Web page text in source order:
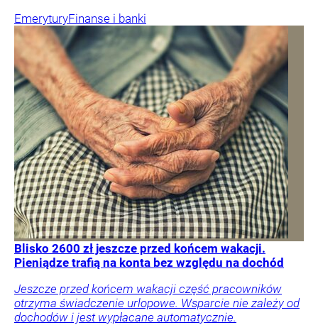
EmeryturyFinanse i banki
Blisko 2600 zł jeszcze przed końcem wakacji.
Pieniądze trafią na konta bez względu na dochód
Jeszcze przed końcem wakacji część pracowników
otrzyma świadczenie urlopowe. Wsparcie nie zależy od
dochodów i jest wypłacane automatycznie.